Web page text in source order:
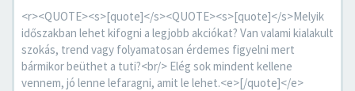
<r><QUOTE><s>[quote]</s><QUOTE><s>[quote]</s>Melyik
időszakban lehet kifogni a legjobb akciókat? Van valami kialakult
szokás, trend vagy folyamatosan érdemes figyelni mert
bármikor beüthet a tuti?<br/> Elég sok mindent kellene
vennem, jó lenne lefaragni, amit le lehet.<e>[/quote]</e>